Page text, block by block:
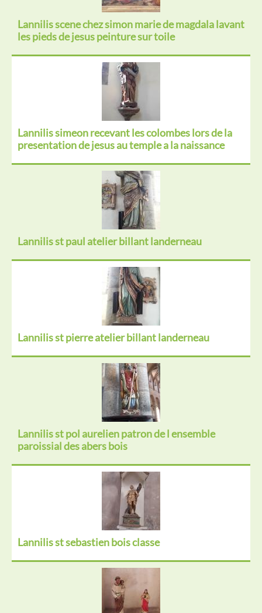
Lannilis scene chez simon marie de magdala lavant
les pieds de jesus peinture sur toile
Lannilis simeon recevant les colombes lors de la
presentation de jesus au temple a la naissance
Lannilis st paul atelier billant landerneau
Lannilis st pierre atelier billant landerneau
Lannilis st pol aurelien patron de l ensemble
paroissial des abers bois
Lannilis st sebastien bois classe